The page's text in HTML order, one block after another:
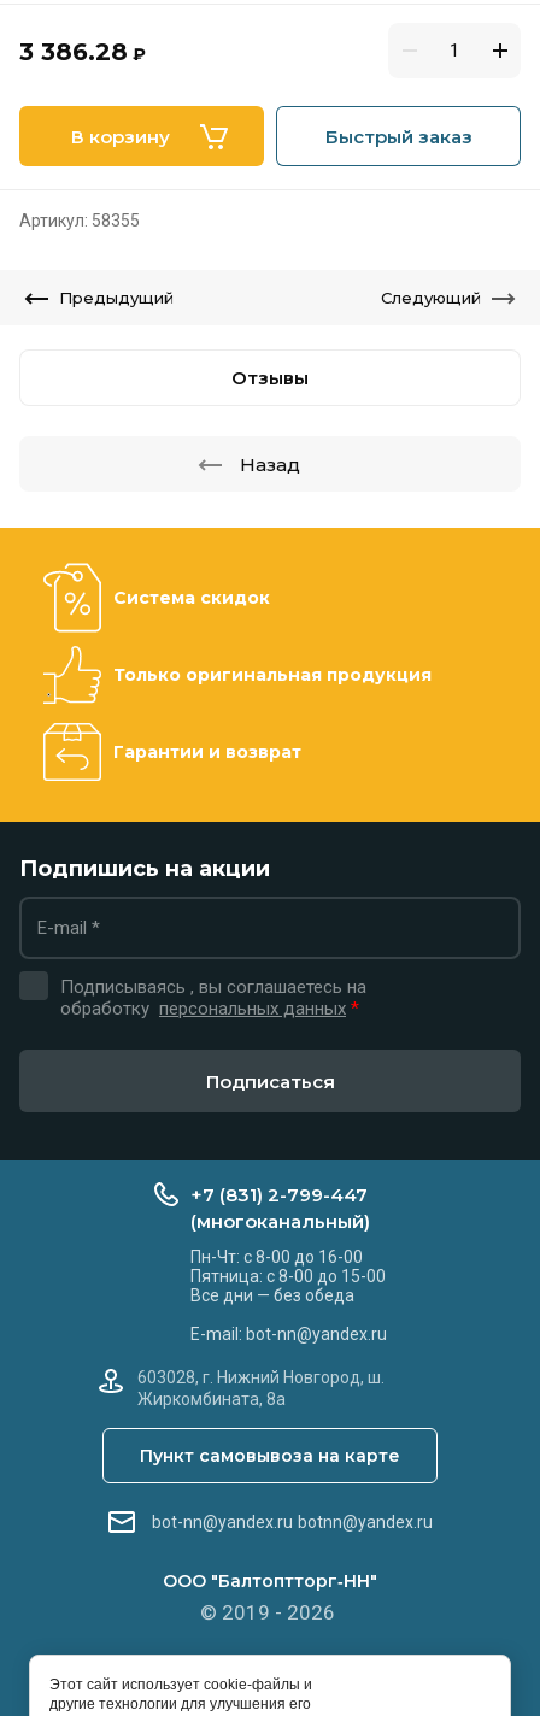
3 386.28 ₽
В корзину Быстрый заказ
Артикул: 58355
Предыдущий Следующий
Отзывы
Назад
Система скидок
Только оригинальная продукция
Гарантии и возврат
Подпишись на акции
Подписываясь , вы соглашаетесь на
обработку персональных данных *
Подписаться
ООО "Балтоптторг‑НН"
© 2019 - 2026
+7 (831) 2-799-447
(многоканальный)
Пн-Чт: с 8-00 до 16-00
Пятница: с 8-00 до 15-00
Все дни — без обеда
E-mail: bot-nn@yandex.ru
603028, г. Нижний Новгород, ш.
Жиркомбината, 8а
Пункт самовывоза на карте
bot-nn@yandex.ru botnn@yandex.ru
Этот сайт использует cookie-файлы и
другие технологии для улучшения его